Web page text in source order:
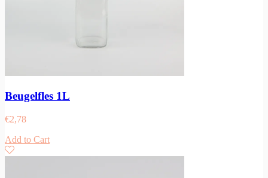
Beugelfles 1L
€2,78
Add to Cart